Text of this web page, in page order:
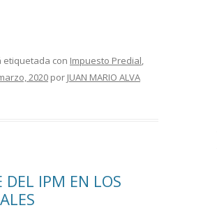
etiquetada con Impuesto Predial,
2020 por JUAN MARIO ALVA
DEL IPM EN LOS